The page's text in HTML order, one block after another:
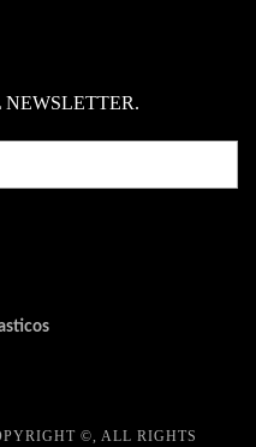
©, ALL RIGHTS